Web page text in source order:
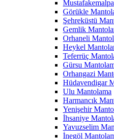
Görükle
Şehreküstü
Gemlik
Orhaneli
Heykel
Teferrüç
Gürsu
Orhangazi
Hüdavendigar
Ulu Mantolama
Harmancık
Yenişehir
İhsaniye
Yavuzselim
İnegöl